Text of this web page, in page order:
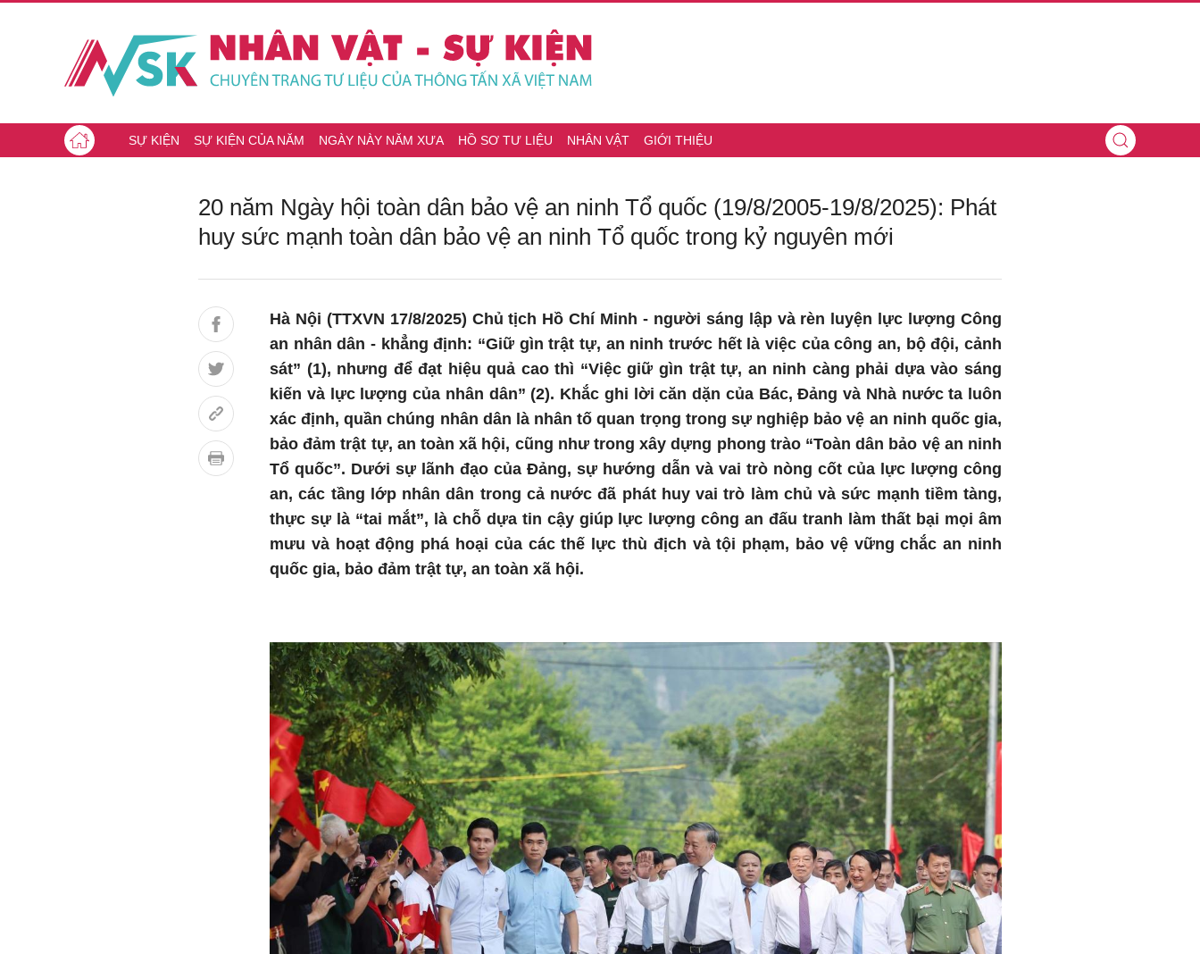
SỰ KIỆN SỰ KIỆN CỦA NĂM NGÀY NÀY NĂM XƯA HỒ SƠ TƯ LIỆU NHÂN VẬT GIỚI THIỆU
20 năm Ngày hội toàn dân bảo vệ an ninh Tổ quốc (19/8/2005-19/8/2025): Phát
huy sức mạnh toàn dân bảo vệ an ninh Tổ quốc trong kỷ nguyên mới
Hà Nội (TTXVN 17/8/2025) Chủ tịch Hồ Chí Minh - người sáng lập và rèn luyện lực lượng Công
an nhân dân - khẳng định: “Giữ gìn trật tự, an ninh trước hết là việc của công an, bộ đội, cảnh
sát” (1), nhưng để đạt hiệu quả cao thì “Việc giữ gìn trật tự, an ninh càng phải dựa vào sáng
kiến và lực lượng của nhân dân” (2). Khắc ghi lời căn dặn của Bác, Đảng và Nhà nước ta luôn
xác định, quần chúng nhân dân là nhân tố quan trọng trong sự nghiệp bảo vệ an ninh quốc gia,
bảo đảm trật tự, an toàn xã hội, cũng như trong xây dựng phong trào “Toàn dân bảo vệ an ninh
Tổ quốc”. Dưới sự lãnh đạo của Đảng, sự hướng dẫn và vai trò nòng cốt của lực lượng công
an, các tầng lớp nhân dân trong cả nước đã phát huy vai trò làm chủ và sức mạnh tiềm tàng,
thực sự là “tai mắt”, là chỗ dựa tin cậy giúp lực lượng công an đấu tranh làm thất bại mọi âm
mưu và hoạt động phá hoại của các thế lực thù địch và tội phạm, bảo vệ vững chắc an ninh
quốc gia, bảo đảm trật tự, an toàn xã hội.